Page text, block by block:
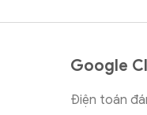
Google
Điện toán